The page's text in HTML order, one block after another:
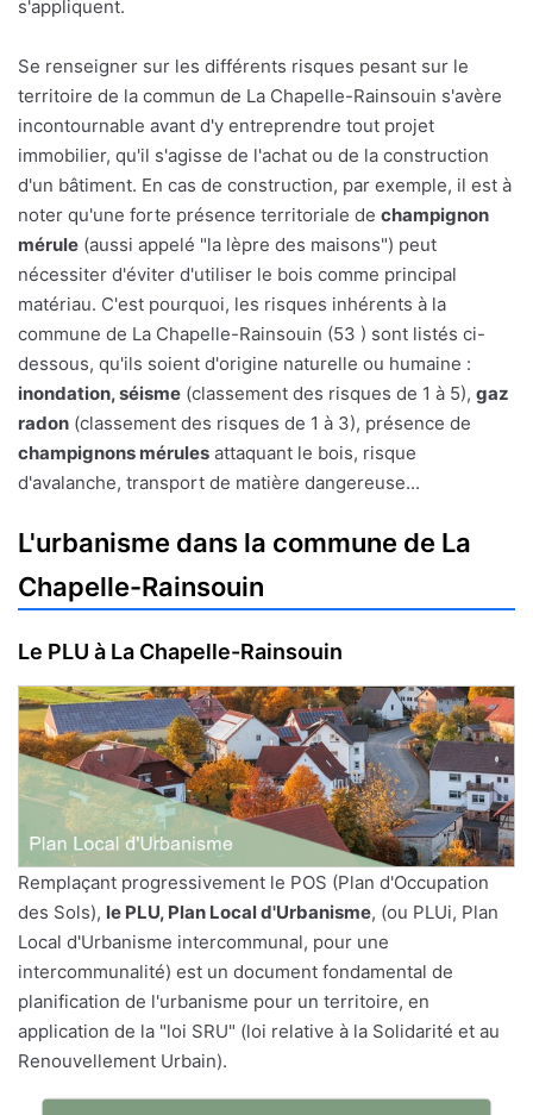
s'appliquent.
Se renseigner sur les différents risques pesant sur le
territoire de la commun de La Chapelle-Rainsouin s'avère
incontournable avant d'y entreprendre tout projet
immobilier, qu'il s'agisse de l'achat ou de la construction
d'un bâtiment. En cas de construction, par exemple, il est à
noter qu'une forte présence territoriale de champignon
mérule (aussi appelé "la lèpre des maisons") peut
nécessiter d'éviter d'utiliser le bois comme principal
matériau. C'est pourquoi, les risques inhérents à la
commune de La Chapelle-Rainsouin (53 ) sont listés ci-
dessous, qu'ils soient d'origine naturelle ou humaine :
inondation, séisme (classement des risques de 1 à 5), gaz
radon (classement des risques de 1 à 3), présence de
champignons mérules attaquant le bois, risque
d'avalanche, transport de matière dangereuse...
L'urbanisme dans la commune de La
Chapelle-Rainsouin
Le PLU à La Chapelle-Rainsouin
Remplaçant progressivement le POS (Plan d'Occupation
des Sols), le PLU, Plan Local d'Urbanisme, (ou PLUi, Plan
Local d'Urbanisme intercommunal, pour une
intercommunalité) est un document fondamental de
planification de l'urbanisme pour un territoire, en
application de la "loi SRU" (loi relative à la Solidarité et au
Renouvellement Urbain).